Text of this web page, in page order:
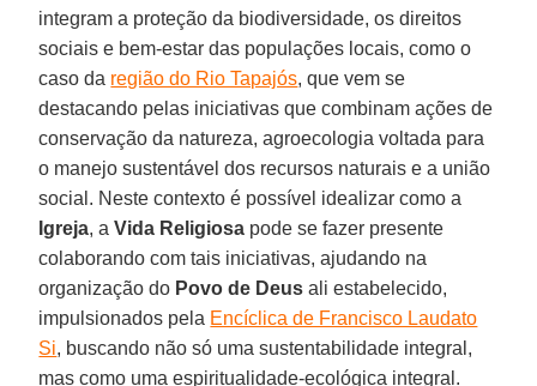
integram a proteção da biodiversidade, os direitos
sociais e bem-estar das populações locais, como o
caso da região do Rio Tapajós, que vem se
destacando pelas iniciativas que combinam ações de
conservação da natureza, agroecologia voltada para
o manejo sustentável dos recursos naturais e a união
social. Neste contexto é possível idealizar como a
Igreja, aVida Religiosa pode se fazer presente
colaborando com tais iniciativas, ajudando na
organização do Povo de Deus ali estabelecido,
impulsionados pela Encíclica de Francisco Laudato
Si, buscando não só uma sustentabilidade integral,
mas como uma espiritualidade-ecológica integral.